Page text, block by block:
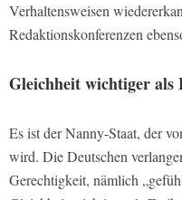
Verhaltensweisen
Redaktionskonferenzen
Gleichheit wichtiger als
Es ist der Nanny-Staat, der
wird. Die Deutschen
Gerechtigkeit, nämlich